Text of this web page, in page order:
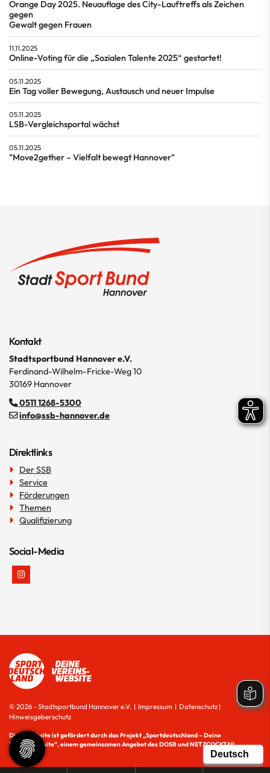
Orange Day 2025. Neuauflage des City-Lauftreffs als Zeichen
gegen
Gewalt gegen Frauen
11.11.2025
Online-Voting für die „Sozialen Talente 2025“ gestartet!
05.11.2025
Ein Tag voller Bewegung, Austausch und neuer Impulse
05.11.2025
LSB-Vergleichsportal wächst
05.11.2025
"Move2gether – Vielfalt bewegt Hannover"
Kontakt
Stadtsportbund Hannover e.V.
Ferdinand-Wilhelm-Fricke-Weg 10
30169 Hannover
0511 1268-5300
info@ssb-hannover.de
Direktlinks
Der SSB
Service
Förderungen
Themen
Qualifizierung
Social-Media
© 2026 - Stadtsportbund Hannover e.V. | Impressum | Datenschutz |
Hinweisgeberschutz
Diese Website ist gefördert durch das Projekt„Sportdeutschland – Deine
Vereinswebsite”, einem gemeinsamen Angebot des DOSB und NETZCOCKTAIL.